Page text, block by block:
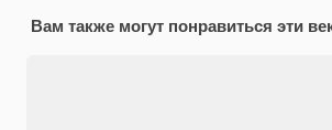
Вам также могут понравиться эти